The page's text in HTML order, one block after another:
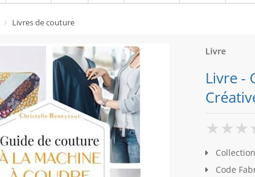
Livres de couture
Livre
Livre -
Code